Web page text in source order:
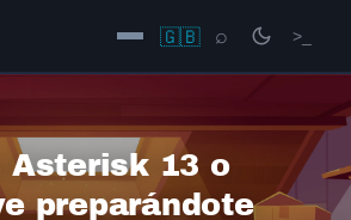
🇬🇧 ⌕ >_
Asterisk 13 o
preparándote